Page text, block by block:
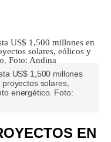
US$ 1,500 millones
solares,
energético. Foto:
EN